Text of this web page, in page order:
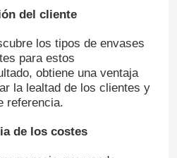
del cliente
los tipos de envases
para estos
obtiene una ventaja
la lealtad de los clientes y
referencia.
de los costes